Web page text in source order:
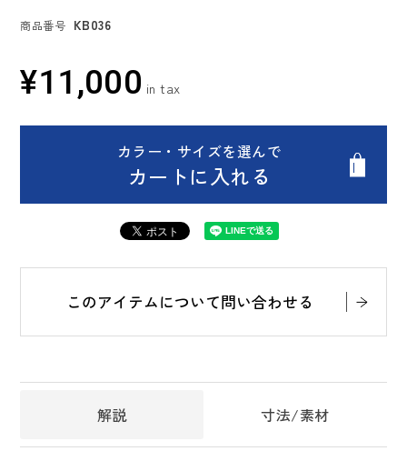
商品番号 KB036
¥11,000
カラー・サイズを選んで
カートに入れる
このアイテムについて問い合わせる
解説 寸法/素材